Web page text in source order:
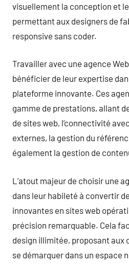
visuellement la conception et
permettant aux designers de
responsive sans coder.
Travailler avec une agence
bénéficier de leur expertise
plateforme innovante. Ces
gamme de prestations, allant
de sites web, l’connectivité
externes, la gestion du
également la gestion de
L’atout majeur de choisir une
dans leur habileté à convertir
innovantes en sites web
précision remarquable. Cela
design illimitée, proposant aux
se démarquer dans un espace